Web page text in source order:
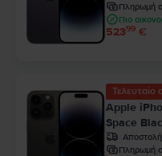
Πληρωμή
Πιο
52399 €
Τελευταίο
Apple
Space
Πληρωμή